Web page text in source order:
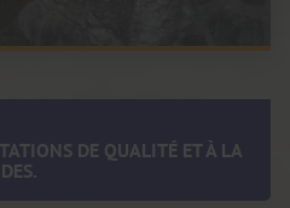
DE QUALITÉ ET À LA